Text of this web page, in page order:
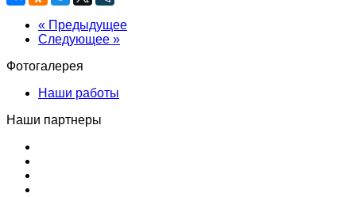
« Предыдущее
Следующее »
Фотогалерея
Наши работы
Наши партнеры